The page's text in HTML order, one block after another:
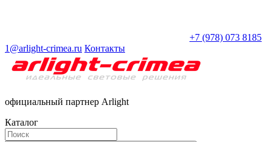
+7 (978) 073 8185
1@arlight-crimea.ru Контакты
официальный партнер Arlight
Каталог